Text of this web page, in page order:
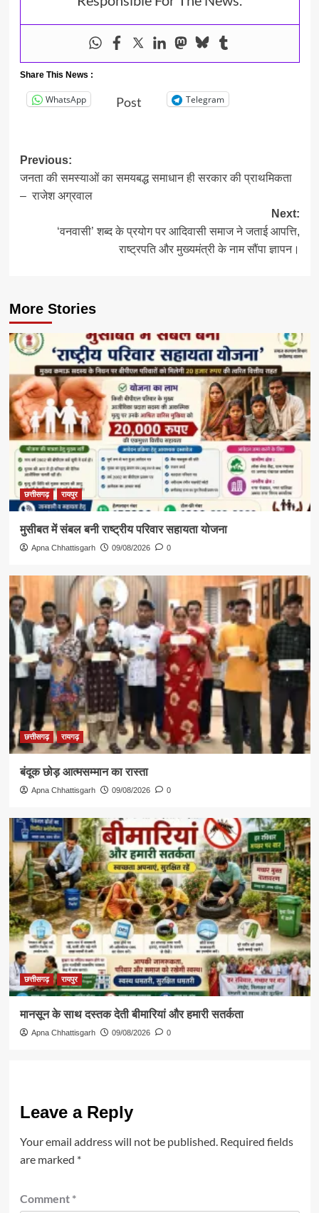
Share This News :
WhatsApp Post Telegram
Post
navigation
Previous:
जनता की समस्याओं का समयबद्ध समाधान ही सरकार की प्राथमिकता
– राजेश अग्रवाल
Next:
‘वनवासी’ शब्द के प्रयोग पर आदिवासी समाज ने जताई आपत्ति,
राष्ट्रपति और मुख्यमंत्री के नाम सौंपा ज्ञापन।
More Stories
छत्तीसगढ़ रायपुर
मुसीबत में संबल बनी राष्ट्रीय परिवार सहायता योजना
Apna Chhattisgarh 09/08/2026 0
छत्तीसगढ़ रायगढ़
​बंदूक छोड़ आत्मसम्मान का रास्ता
Apna Chhattisgarh 09/08/2026 0
छत्तीसगढ़ रायपुर
मानसून के साथ दस्तक देती बीमारियां और हमारी सतर्कता
Apna Chhattisgarh 09/08/2026 0
Leave a Reply
Your email address will not be published. Required fields
are marked *
Comment *